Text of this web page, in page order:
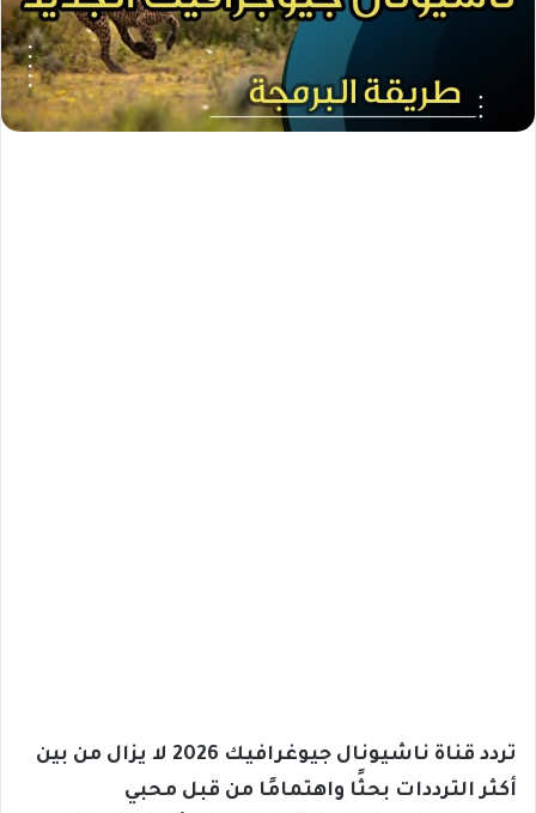
تردد قناة ناشيونال جيوغرافيك 2026 لا يزال من بين
أكثر الترددات بحثًا واهتمامًا من قبل محبي